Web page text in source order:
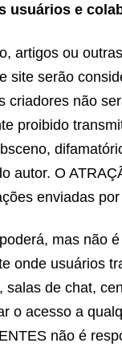
usuários e
artigos ou
site serão
criadores não
proibido
autor. O
enviadas
mas não
onde usuários
salas de chat,
o acesso a
não é